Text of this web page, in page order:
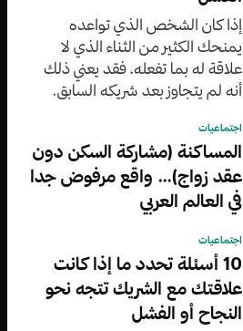
إذا كان الشخص الذي تواعده
يمنحك الكثير من الثناء الذي لا
علاقة له بما تفعله، فقد يعني ذلك
أنه لم يتجاوز بعد شريكه السابق.
اجتماعيات
المساكنة (مشاركة السكن دون
عقد زواج)… واقع مرفوض جدا
في العالم العربي
اجتماعيات
10 أسئلة تحدد ما إذا كانت
علاقتك مع الشريك تتجه نحو
النجاح أو الفشل